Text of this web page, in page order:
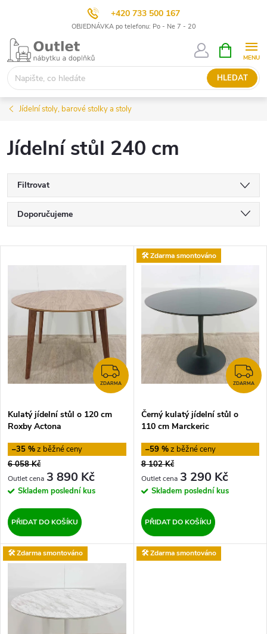
+420 733 500 167
OBJEDNÁVKA po telefonu: Po - Ne 7 - 20
Přejít
obsah
HLEDAT
NÁKUPNÍ
KOŠÍK
Jídelní stoly, barové stolky a stoly
Jídelní stůl 240 cm
Filtrovat
Ř
a
z
e
n
í
r
o
d
u
k
t
ů
Doporučujeme
Abecedně
ý
i
s
p
r
o
d
u
k
ů
ZDARMA
ZDARMA
Kulatý jídelní stůl o 120 cm
Roxby Actona
–35 %
6 058 Kč
3 890 Kč
Skladem poslední kus
PŘIDAT DO KOŠÍKU
🛠️ Zdarma smontováno
ZDARMA
Černý kulatý jídelní stůl o
110 cm Marckeric
–59 %
8 102 Kč
3 290 Kč
Skladem poslední kus
PŘIDAT DO KOŠÍKU
🛠️ Zdarma smontováno 🛠️ Zdarma smontováno